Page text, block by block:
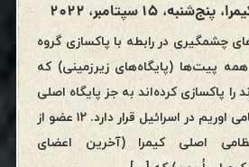
۱۵ سپتامبر، ۲۰۲۲
چشمگیری در رابطه با پاکسازی گروه
همه پیت‌ها (پایگاه‌های زیرزمینی) که
را پاکسازی کرده‌اند به جز پایگاه اصلی
کیمرا که زیر پایگاه نظامی اوریم در اسرائیل قرار دارد. ۱۲ عضو از
اصلی کیمرا (آخرین اعضای